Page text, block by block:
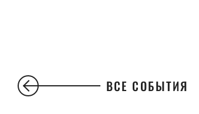
ВСЕ СОБЫТИЯ